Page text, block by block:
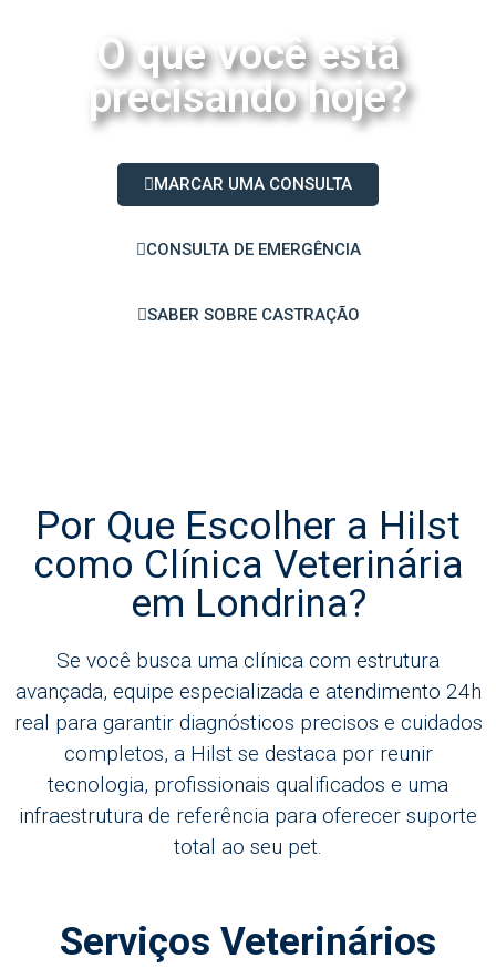
O que você está
precisando hoje?
MARCAR UMA CONSULTA
CONSULTA DE EMERGÊNCIA
SABER SOBRE CASTRAÇÃO
Por Que Escolher a Hilst
como Clínica Veterinária
em Londrina?
Se você busca uma clínica com estrutura
avançada, equipe especializada e atendimento 24h
real para garantir diagnósticos precisos e cuidados
completos, a Hilst se destaca por reunir
tecnologia, profissionais qualificados e uma
infraestrutura de referência para oferecer suporte
total ao seu pet.
Serviços Veterinários